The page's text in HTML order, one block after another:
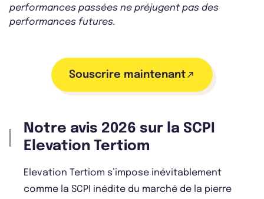
performances passées ne préjugent pas des
performances futures.
Souscrire maintenant
Notre avis 2026 sur la SCPI
Elevation Tertiom
Elevation Tertiom s’impose inévitablement
comme la SCPI inédite du marché de la pierre